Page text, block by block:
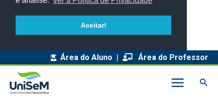
Aceitar!
Área do Aluno | Área do Professor
q
u